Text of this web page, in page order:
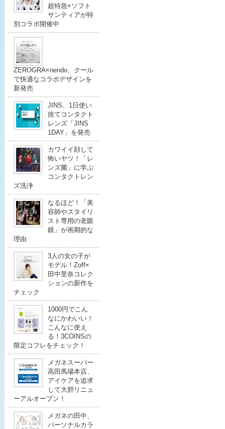
超特急×ソフト
サンティアが特
別コラボ開催中
ZEROGRA×nendo、クール
で快適なコラボデザインを
新発売
JINS、1日使い
捨てコンタクト
レンズ「JINS
1DAY」を発売
カワイイ顔して
怖いヤツ！「レ
ンズ菌」に学ぶ
コンタクトレン
ズ洗浄
なるほど！「美
容師やスタイリ
スト専用の老眼
鏡」が画期的な
理由
3人の女の子が
モデル！Zoff×
田中里奈コレク
ションの新作を
チェック
1000円でこん
なにかわいい！
こんなに使え
る！3COINSの
限定コフレをチェック！
メガネスーパー
高田馬場本店、
アイケアを追求
して大胆リニュ
ーアルオープン！
メガネの田中、
パーソナルカラ